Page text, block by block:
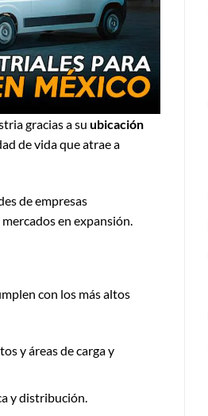
gracias a su ubicación
de vida que atrae a
de empresas
en expansión.
con los más altos
y áreas de carga y
y distribución.